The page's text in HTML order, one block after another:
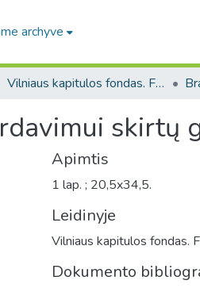
archyve
Vilniaus kapitulos fondas. F43
skirtų
Apimtis
1 lap. ; 20,5x34,5.
Leidinyje
Vilniaus kapitulos fondas.
Dokumento